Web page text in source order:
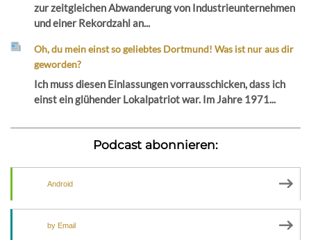
zur zeitgleichen Abwanderung von Industrieunternehmen
und einer Rekordzahl an...
Oh, du mein einst so geliebtes Dortmund! Was ist nur aus dir
geworden?
Ich muss diesen Einlassungen vorrausschicken, dass ich
einst ein glühender Lokalpatriot war. Im Jahre 1971...
Podcast abonnieren:
Android
by Email